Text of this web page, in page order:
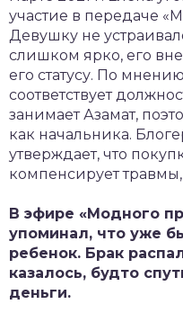
участие в передаче
Девушку не
слишком ярко, его
его статусу. По
соответствует
занимает Азамат,
как начальника.
утверждает, что
компенсирует
В эфире «Модного
упоминал, что уже
ребенок. Брак
казалось, будто
деньги.